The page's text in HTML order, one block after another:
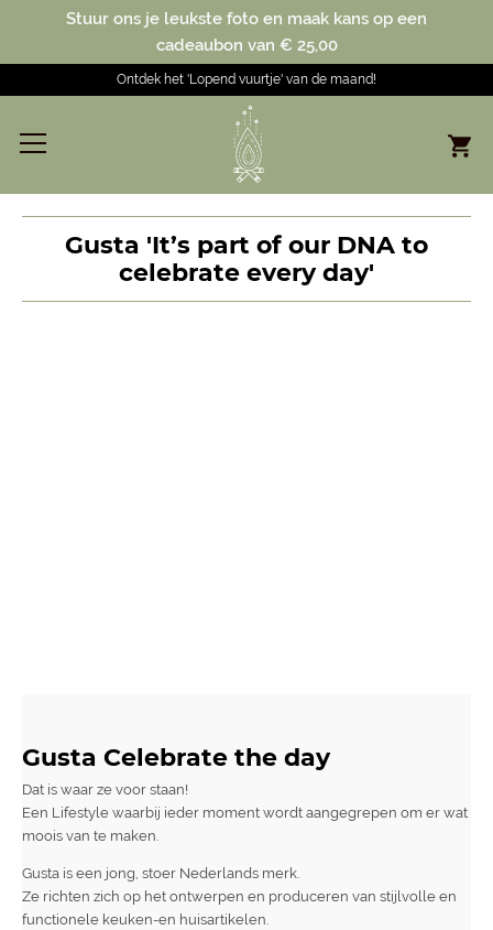
Stuur ons je leukste foto en maak kans op een
cadeaubon van € 25,00
Ontdek het 'Lopend vuurtje' van de maand!
Gusta 'It’s part of our DNA to
celebrate every day'
Gusta Celebrate the day
Dat is waar ze voor staan!
Een Lifestyle waarbij ieder moment wordt aangegrepen om er wat
moois van te maken.
Gusta is een jong, stoer Nederlands merk.
Ze richten zich op het ontwerpen en produceren van stijlvolle en
functionele keuken-en huisartikelen.